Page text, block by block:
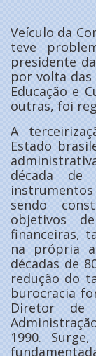
Veículo da
teve
presidente
por volta
Educação e
outras, foi
A
Estado
década
sendo
objetivos
financeiras,
na própria
décadas de
redução do
burocracia
Diretor de
1990.